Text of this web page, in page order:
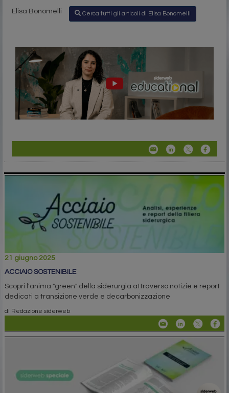
Elisa Bonomelli Cerca tutti gli articoli di Elisa Bonomelli
21 giugno 2025
ACCIAIO SOSTENIBILE
Scopri l'anima "green" della siderurgia attraverso notizie e report
dedicati a transizione verde e decarbonizzazione
di Redazione siderweb